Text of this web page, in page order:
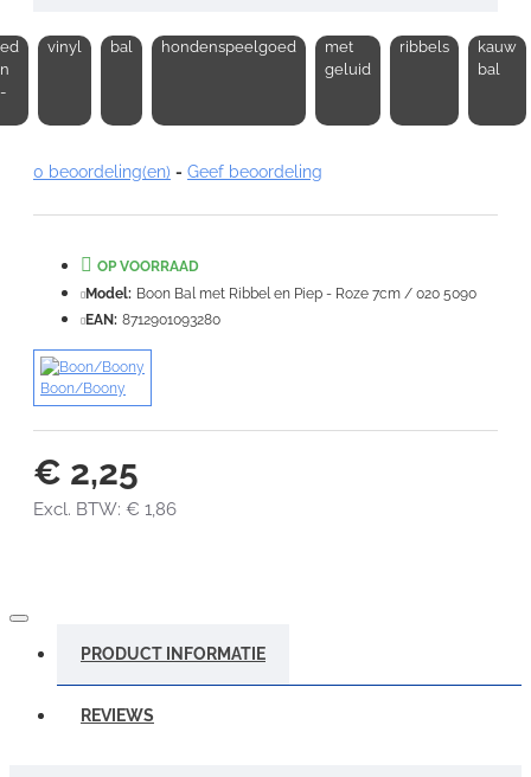
Opmerking:
Note:HTML-code wordt niet vertaald!
Slecht
vinyl bal hondenspeelgoed
met
geluid
ribbels
kauw
bal
0 beoordeling(en) - Geef beoordeling
€ 2,25
Excl. BTW: € 1,86
OP VOORRAAD
Model: Boon Bal met Ribbel en Piep - Roze 7cm / 020 5090
EAN: 8712901093280
Boon/Boony
PRODUCT INFORMATIE
REVIEWS